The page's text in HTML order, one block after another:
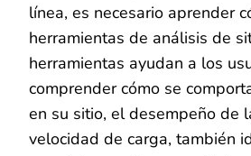
línea, es necesario aprender
herramientas de análisis de
herramientas ayudan a los
comprender cómo se
en su sitio, el desempeño de
velocidad de carga, también